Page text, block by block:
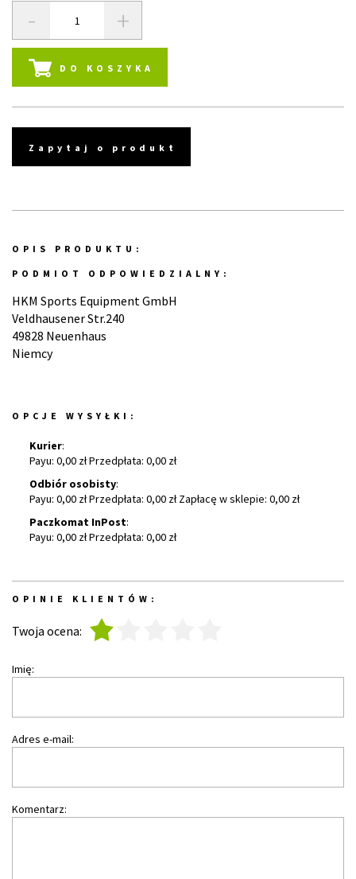
- +
DO KOSZYKA
Zapytaj o produkt
OPIS PRODUKTU:
PODMIOT ODPOWIEDZIALNY:
HKM Sports Equipment GmbH
Veldhausener Str.240
49828 Neuenhaus
Niemcy
OPCJE WYSYŁKI:
Kurier:
Payu: 0,00 zł Przedpłata: 0,00 zł
Odbiór osobisty:
Payu: 0,00 zł Przedpłata: 0,00 zł Zapłacę w sklepie: 0,00 zł
Paczkomat InPost:
Payu: 0,00 zł Przedpłata: 0,00 zł
OPINIE KLIENTÓW:
Twoja ocena:
Imię:
Adres e-mail:
Komentarz: